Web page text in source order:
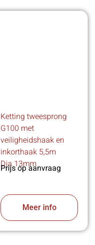
Ketting tweesprong
G100 met
veiligheidshaak en
inkorthaak 5,5m
Dia.13mm
Prijs op aanvraag
Meer info